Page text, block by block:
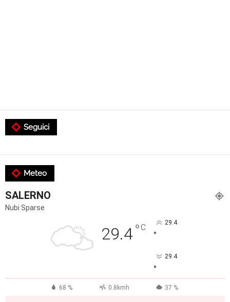
Seguici
Meteo
SALERNO
Nubi Sparse
29.4°C 29.4
°
29.4
°
68 % 0.8kmh 37 %